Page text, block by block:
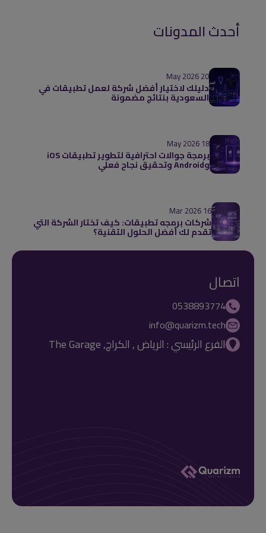
أحدث المدونات
20 May 2026
دليلك لاختيار أفضل شركة لعمل تطبيقات في
السعودية بنتائج مضمونة
18 May 2026
برمجة جوالات احترافية لتطوير تطبيقات iOS
وAndroid وتحقيق نجاح فعلي
16 Mar 2026
شركات برمجه تطبيقات: كيف تختار الشركة التي
تقدم لك أفضل الحلول التقنية؟
اتصال
0538893774
info@quarizm.tech
الفرع الرئيسي : الرياض , الكراچ, The Garage